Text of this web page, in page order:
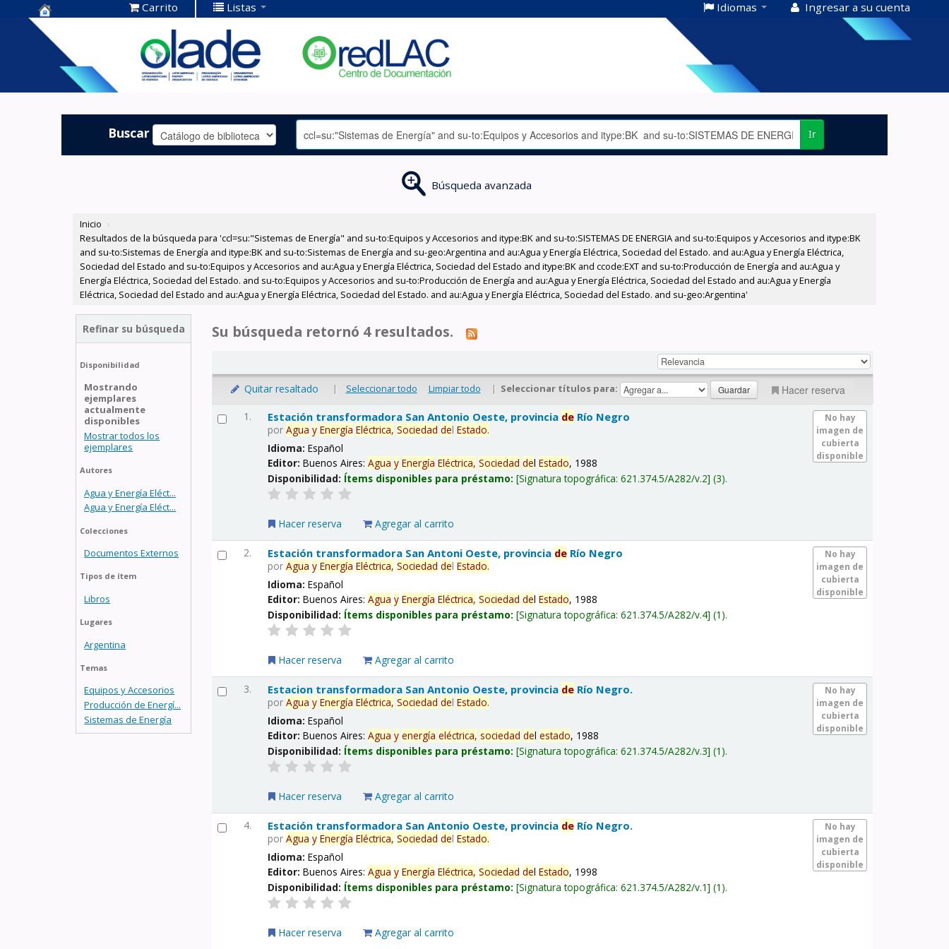
Centro de
Documentación
OLADE -
Carrito Listas Idiomas Ingresar a su cuenta
Buscar Ir
Búsqueda avanzada
Inicio ›
Resultados de la búsqueda para 'ccl=su:"Sistemas de Energía" and su-to:Equipos y Accesorios and itype:BK and su-to:SISTEMAS DE ENERGIA and su-to:Equipos y Accesorios and itype:BK
and su-to:Sistemas de Energía and itype:BK and su-to:Sistemas de Energía and su-geo:Argentina and au:Agua y Energía Eléctrica, Sociedad del Estado. and au:Agua y Energía Eléctrica,
Sociedad del Estado and su-to:Equipos y Accesorios and au:Agua y Energía Eléctrica, Sociedad del Estado and itype:BK and ccode:EXT and su-to:Producción de Energía and au:Agua y
Energía Eléctrica, Sociedad del Estado. and su-to:Equipos y Accesorios and su-to:Producción de Energía and au:Agua y Energía Eléctrica, Sociedad del Estado and au:Agua y Energía
Eléctrica, Sociedad del Estado and au:Agua y Energía Eléctrica, Sociedad del Estado. and au:Agua y Energía Eléctrica, Sociedad del Estado. and su-geo:Argentina'
Refinar su búsqueda
Disponibilidad
Mostrando
ejemplares
actualmente
disponibles
Mostrar todos los
ejemplares
Autores
Agua y Energía Eléct...
Agua y Energía Eléct...
Colecciones
Documentos Externos
Tipos de ítem
Libros
Lugares
Argentina
Temas
Equipos y Accesorios
Producción de Energí...
Sistemas de Energía
Su búsqueda retornó 4 resultados.
Quitar resaltado | Seleccionar todo Limpiar todo | Seleccionar títulos para: Hacer reserva
1.
No hay
imagen de
cubierta
disponible
Estación transformadora San Antonio Oeste, provincia de Río Negro
porAgua y Energía Eléctrica, Sociedad delEstado.
Idioma:Español
Editor:Buenos Aires:Agua y Energía Eléctrica, Sociedad delEstado, 1988
Disponibilidad: Ítems disponibles para préstamo: Signatura topográfica:621.374.5/A282/v.2 (3).
Hacer reserva Agregar al carrito
2.
No hay
imagen de
cubierta
disponible
Estación transformadora San Antoni Oeste, provincia de Río Negro
porAgua y Energía Eléctrica, Sociedad delEstado.
Idioma:Español
Editor:Buenos Aires:Agua y Energía Eléctrica, Sociedad delEstado, 1988
Disponibilidad: Ítems disponibles para préstamo: Signatura topográfica:621.374.5/A282/v.4 (1).
Hacer reserva Agregar al carrito
3.
No hay
imagen de
cubierta
disponible
Estacion transformadora San Antonio Oeste, provincia de Río Negro.
porAgua y Energía Eléctrica, Sociedad delEstado.
Idioma:Español
Editor:Buenos Aires:Agua y energía eléctrica, sociedad delestado, 1988
Disponibilidad: Ítems disponibles para préstamo: Signatura topográfica:621.374.5/A282/v.3 (1).
Hacer reserva Agregar al carrito
4.
No hay
imagen de
cubierta
disponible
Estación transformadora San Antonio Oeste, provincia de Río Negro.
porAgua y Energía Eléctrica, Sociedad delEstado.
Idioma:Español
Editor:Buenos Aires:Agua y Energía Eléctrica, Sociedad delEstado, 1998
Disponibilidad: Ítems disponibles para préstamo: Signatura topográfica:621.374.5/A282/v.1 (1).
Hacer reserva Agregar al carrito